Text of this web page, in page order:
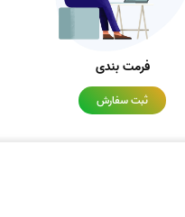
فرمت بندی
ثبت سفارش